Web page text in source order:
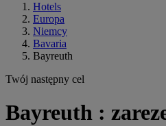
Hotels
Europa
Niemcy
Bavaria
Bayreuth
Twój następny cel
Bayreuth :